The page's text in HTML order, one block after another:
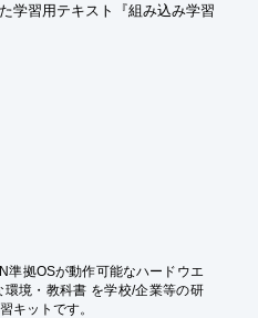
を収集
フォンで受講
学習用テキスト『組み込み学習
準拠OSが動作可能なハードウエ
境・教科書 を学校/企業等の研
キットです。